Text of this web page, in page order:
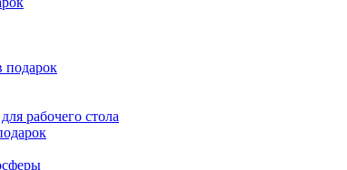
подарок
рабочего стола